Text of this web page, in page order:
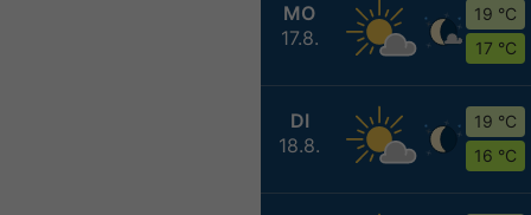
MO
17.8.
19 °C
17 °C
DI
18.8.
19 °C
16 °C